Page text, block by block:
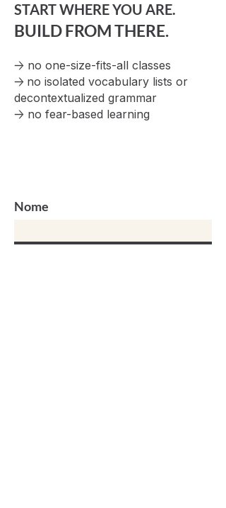
START WHERE YOU ARE.
BUILD FROM THERE.
→ no one-size-fits-all classes
→ no isolated vocabulary lists or
decontextualized grammar
→ no fear-based learning
Nome